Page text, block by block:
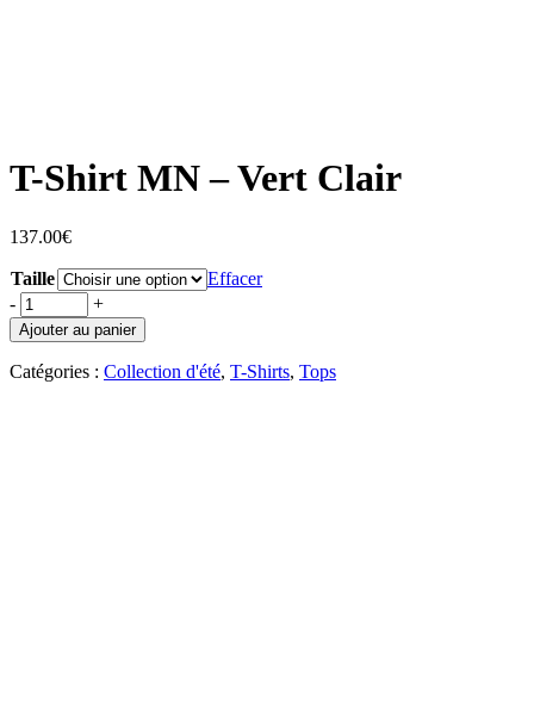
T-Shirt MN – Vert Clair
137.00€
Taille
Effacer
-
+
Ajouter au panier
Catégories : Collection d'été, T-Shirts, Tops